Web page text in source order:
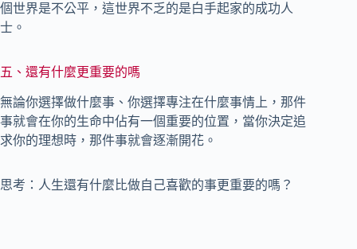
個世界是不公平，這世界不乏的是白手起家的成功人
士。
五、還有什麼更重要的嗎
無論你選擇做什麼事、你選擇專注在什麼事情上，那件
事就會在你的生命中佔有一個重要的位置，當你決定追
求你的理想時，那件事就會逐漸開花。
思考：人生還有什麼比做自己喜歡的事更重要的嗎？